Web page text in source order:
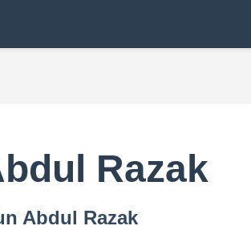
Razak
Abdul Razak